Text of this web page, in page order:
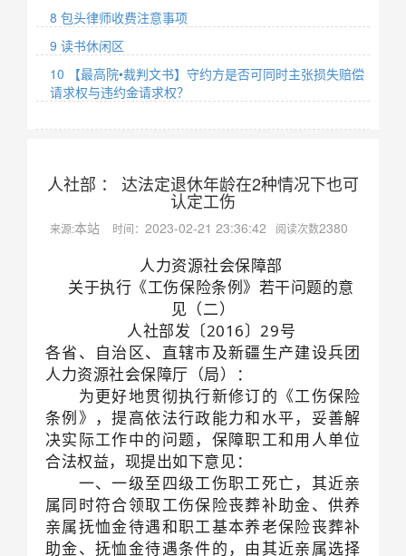
8 包头律师收费注意事项
9 读书休闲区
10 【最高院•裁判文书】守约方是否可同时主张损失赔偿
请求权与违约金请求权？
人社部 ： 达法定退休年龄在2种情况下也可
认定工伤
来源:本站 时间： 2023-02-21 23:36:42 阅读次数2380
人力资源社会保障部
关于执行《工伤保险条例》若干问题的意
见（二）
人社部发〔2016〕29号
各省、自治区、直辖市及新疆生产建设兵团
人力资源社会保障厅（局）：
为更好地贯彻执行新修订的《工伤保险
条例》，提高依法行政能力和水平，妥善解
决实际工作中的问题，保障职工和用人单位
合法权益，现提出如下意见：
一、一级至四级工伤职工死亡，其近亲
属同时符合领取工伤保险丧葬补助金、供养
亲属抚恤金待遇和职工基本养老保险丧葬补
助金、抚恤金待遇条件的，由其近亲属选择